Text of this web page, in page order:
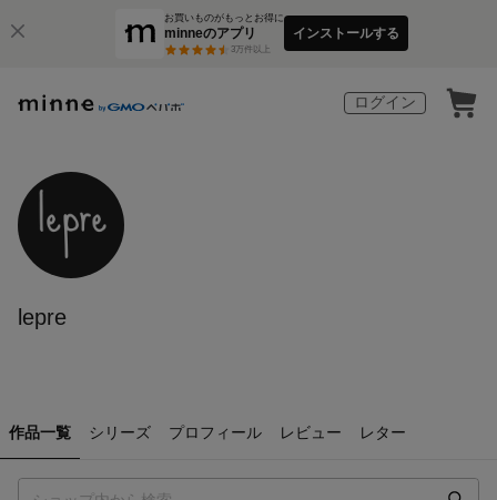
お買いものがもっとお得に
minneのアプリ
3万件以上
インストールする
ログイン
lepre
作品一覧 シリーズ プロフィール レビュー レター